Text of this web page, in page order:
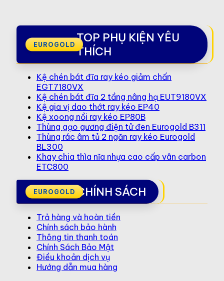
TOP PHỤ KIỆN YÊU
THÍCH
Kệ chén bát đĩa ray kéo giảm chấn
EGT7180VX
Kệ chén bát đĩa 2 tầng nâng hạ EUT9180VX
Kệ gia vị dao thớt ray kéo EP40
Kệ xoong nồi ray kéo EP80B
Thùng gạo gương điện tử đen Eurogold B311
Thùng rác âm tủ 2 ngăn ray kéo Eurogold
BL300
Khay chia thìa nĩa nhựa cao cấp vân carbon
ETC800
CHÍNH SÁCH
Trả hàng và hoàn tiền
Chính sách bảo hành
Thông tin thanh toán
Chính Sách Bảo Mật
Điều khoản dịch vụ
Hướng dẫn mua hàng